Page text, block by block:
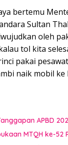
bertemu
Sultan
oleh
tol kita
pakai
naik mobil
APBD
MTQH ke-52